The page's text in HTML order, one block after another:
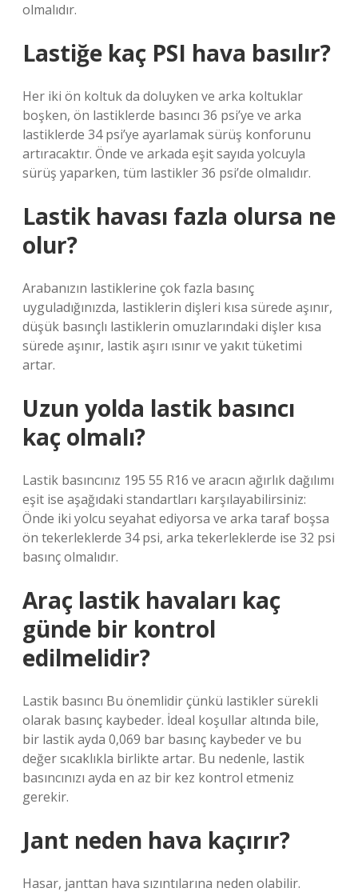
olmalıdır.
Lastiğe kaç PSI hava basılır?
Her iki ön koltuk da doluyken ve arka koltuklar
boşken, ön lastiklerde basıncı 36 psi’ye ve arka
lastiklerde 34 psi’ye ayarlamak sürüş konforunu
artıracaktır. Önde ve arkada eşit sayıda yolcuyla
sürüş yaparken, tüm lastikler 36 psi’de olmalıdır.
Lastik havası fazla olursa ne
olur?
Arabanızın lastiklerine çok fazla basınç
uyguladığınızda, lastiklerin dişleri kısa sürede aşınır,
düşük basınçlı lastiklerin omuzlarındaki dişler kısa
sürede aşınır, lastik aşırı ısınır ve yakıt tüketimi
artar.
Uzun yolda lastik basıncı
kaç olmalı?
Lastik basıncınız 195 55 R16 ve aracın ağırlık dağılımı
eşit ise aşağıdaki standartları karşılayabilirsiniz:
Önde iki yolcu seyahat ediyorsa ve arka taraf boşsa
ön tekerleklerde 34 psi, arka tekerleklerde ise 32 psi
basınç olmalıdır.
Araç lastik havaları kaç
günde bir kontrol
edilmelidir?
Lastik basıncı Bu önemlidir çünkü lastikler sürekli
olarak basınç kaybeder. İdeal koşullar altında bile,
bir lastik ayda 0,069 bar basınç kaybeder ve bu
değer sıcaklıkla birlikte artar. Bu nedenle, lastik
basıncınızı ayda en az bir kez kontrol etmeniz
gerekir.
Jant neden hava kaçırır?
Hasar, janttan hava sızıntılarına neden olabilir.